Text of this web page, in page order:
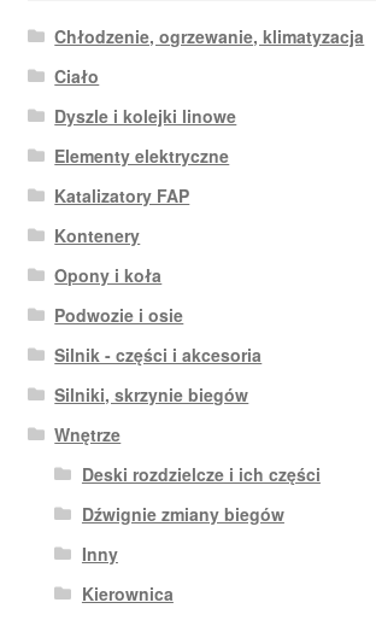
Chłodzenie, ogrzewanie, klimatyzacja
Ciało
Dyszle i kolejki linowe
Elementy elektryczne
Katalizatory FAP
Kontenery
Opony i koła
Podwozie i osie
Silnik - części i akcesoria
Silniki, skrzynie biegów
Wnętrze
Deski rozdzielcze i ich części
Dźwignie zmiany biegów
Inny
Kierownica